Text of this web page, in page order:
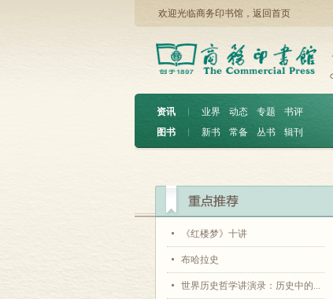
欢迎光临商务印书馆， 返回首页
资讯 ︱ 业界 动态 专题
书评
图书
︱ 新书 常备 丛书 辑刊
《红楼梦》十讲
布哈拉史
世界历史哲学讲演录：历史中的...